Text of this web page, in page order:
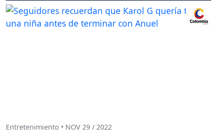
Entretenimiento • NOV 29 / 2022